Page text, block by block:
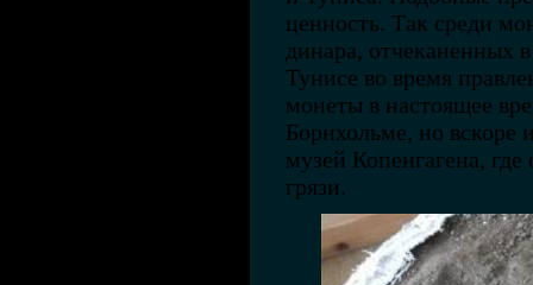
ценность. Так среди
динара, отчеканенных
Тунисе во время
монеты в настоящее
Борнхольме, но вскоре
музей Копенгагена,
грязи.